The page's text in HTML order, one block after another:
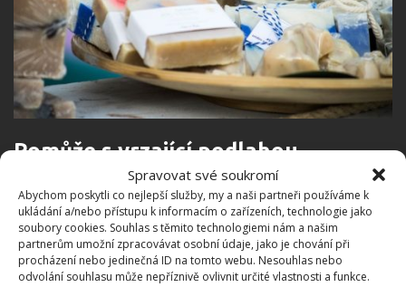
Spravovat své soukromí
Abychom poskytli co nejlepší služby, my a naši partneři používáme k
ukládání a/nebo přístupu k informacím o zařízeních, technologie jako
soubory cookies. Souhlas s těmito technologiemi nám a našim
partnerům umožní zpracovávat osobní údaje, jako je chování při
procházení nebo jedinečná ID na tomto webu. Nesouhlas nebo
odvolání souhlasu může nepříznivě ovlivnit určité vlastnosti a funkce.
Pomůže s vrzající podlahou
Máte doma nebo na chalupě podlahu, která nepříjemně
vrže? Pak si můžete snadno poradit tak, že vpravíte
trochu tuhého navlhčeného mýdla do míst, kde podlaha
vrže nejvíce a na nějaký čas máte opět klid. Totéž platí